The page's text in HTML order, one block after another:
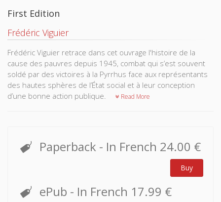
First Edition
Frédéric Viguier
Frédéric Viguier retrace dans cet ouvrage l'histoire de la
cause des pauvres depuis 1945, combat qui s’est souvent
soldé par des victoires à la Pyrrhus face aux représentants
des hautes sphères de l’État social et à leur conception
d’une bonne action publique.
Read More
Paperback - In French 24.00 €
Buy
ePub - In French 17.99 €